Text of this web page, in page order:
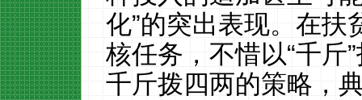
化”的突出表现。在扶
核任务，不惜以“千斤
千斤拨四两的策略，